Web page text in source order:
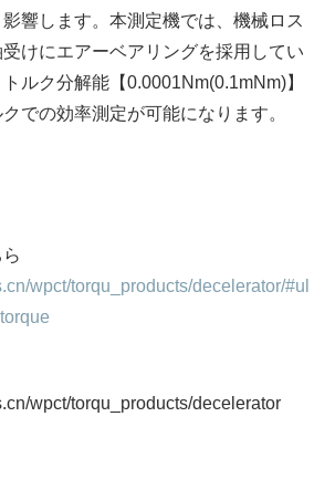
響します。本測定機では、機械ロス
けにエアーベアリングを採用してい
ルク分解能【0.0001Nm(0.1mNm)】
での効率測定が可能になります。
wpct/torqu_products/decelerator/#ul
wpct/torqu_products/decelerator